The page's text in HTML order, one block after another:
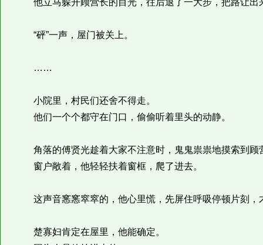
他立马躲开顾营长的目光，往后退了一大步，把路让出
“砰”一声，屋门被关上。
……
小院里，村民们还舍不得走。
他们一个个都守在门口，偷偷听着里头的动静。
角落的傅贤光趁着大家不注意时，鬼鬼祟祟地摸索到顾
窗户敞着，他轻轻扶着窗框，爬了进去。
这声音窸窸窣窣的，他心里慌，先屏住呼吸停顿片刻，
楚寡妇肯定在屋里，他能确定。